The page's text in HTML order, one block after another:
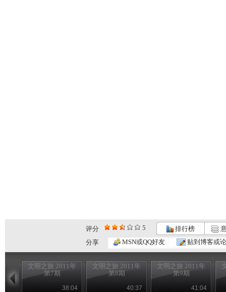
评分 5 排行榜
分享
MSN或QQ好友 贴到博客或
文明之旅 2011年
第7期
38:04
文明之旅 2011年
第8期
40:37
文明之旅 2011年
第9期
41:04